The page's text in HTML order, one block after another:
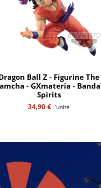
Ball Z - Figurine The
- GXmateria - Bandaï
Spirits
34,90 € l'unité